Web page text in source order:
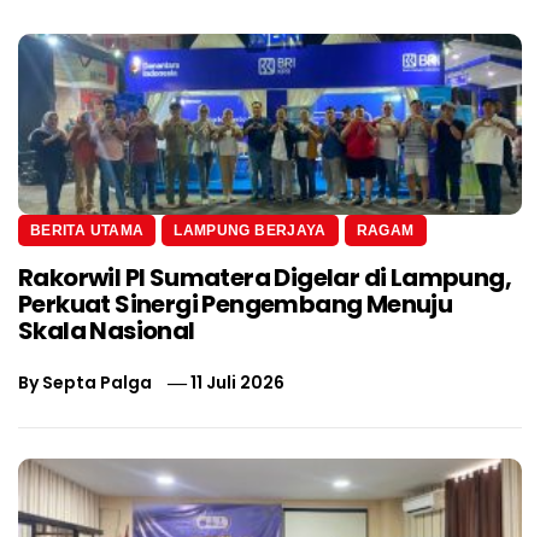
BERITA UTAMA LAMPUNG BERJAYA RAGAM
Rakorwil PI Sumatera Digelar di Lampung,
Perkuat Sinergi Pengembang Menuju
Skala Nasional
BySepta Palga 11 Juli 2026